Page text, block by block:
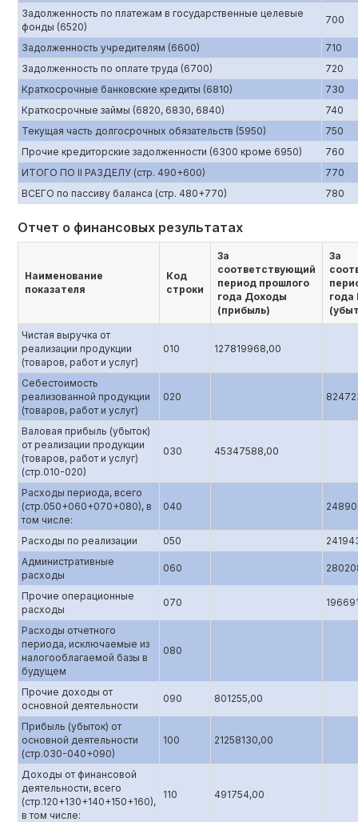
Задолженность по платежам в государственные целевые
фонды (6520)
700
Задолженность учредителям (6600)
710
Задолженность по оплате труда (6700)
720
Краткосрочные банковские кредиты (6810)
730
Краткосрочные займы (6820, 6830, 6840)
740
Текущая часть долгосрочных обязательств (5950)
750
Прочие кредиторские задолженности (6300 кроме 6950)
760
ИТОГО ПО II РАЗДЕЛУ (стр. 490+600)
770
ВСЕГО по пассиву баланса (стр. 480+770)
780
Отчет о финансовых результатах
Наименование
показателя
Код
строки
За
соответствующий
период прошлого
года Доходы
(прибыль)
За
года
Чистая выручка от
реализации продукции
(товаров, работ и услуг)
010 127819968,00
Себестоимость
реализованной продукции
(товаров, работ и услуг)
020
Валовая прибыль (убыток)
от реализации продукции
(товаров, работ и услуг)
(стр.010-020)
030 45347588,00
Расходы периода, всего
(стр.050+060+070+080), в
том числе:
040
Расходы по реализации 050
Административные
расходы
060
Прочие операционные
расходы
070
Расходы отчетного
периода, исключаемые из
налогооблагаемой базы в
будущем
080
Прочие доходы от
основной деятельности
090 801255,00
Прибыль (убыток) от
основной деятельности
(стр.0З0-040+090)
100 21258130,00
Доходы от финансовой
деятельности, всего
(стр.120+130+140+150+160),
в том числе:
110 491754,00